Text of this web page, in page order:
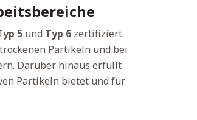
5 und Typ 6 zertifiziert.
Partikeln und bei
Darüber hinaus erfüllt
Partikeln bietet und für